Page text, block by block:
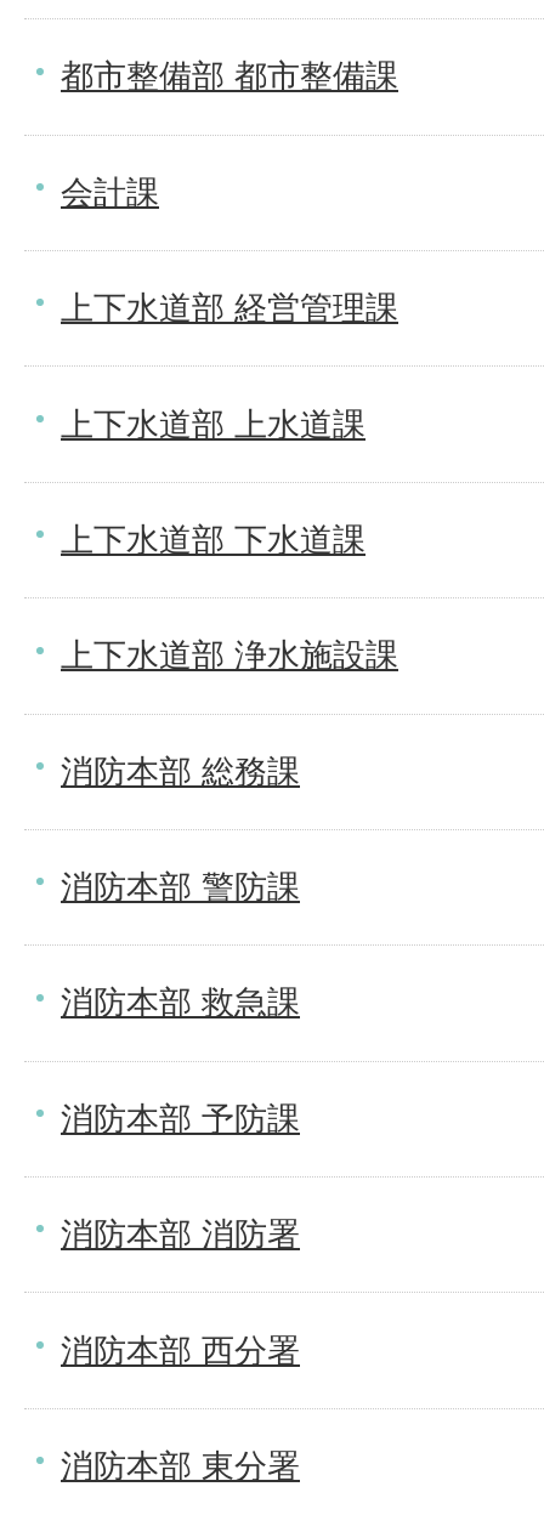
都市整備部 都市整備課
会計課
上下水道部 経営管理課
上下水道部 上水道課
上下水道部 下水道課
上下水道部 浄水施設課
消防本部 総務課
消防本部 警防課
消防本部 救急課
消防本部 予防課
消防本部 消防署
消防本部 西分署
消防本部 東分署